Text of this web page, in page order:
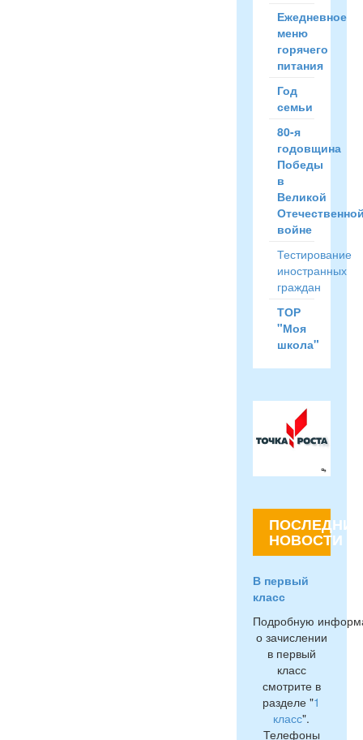
Ежедневное
меню
горячего
питания
Год
семьи
80-я
годовщина
Победы
в
Великой
войне
Тестирование
иностранных
граждан
ТОР
"Моя
школа"
ПОСЛЕДНИЕ
НОВОСТИ
В первый
класс
Подробную
о зачислении
в первый
класс
смотрите в
разделе "1
класс".
Телефоны